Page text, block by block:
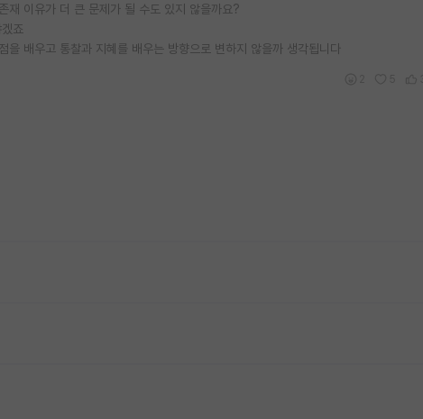
재 이유가 더 큰 문제가 될 수도 있지 않을까요?
죠
배우고 통찰과 지혜를 배우는 방향으로 변하지 않을까 생각됩니다